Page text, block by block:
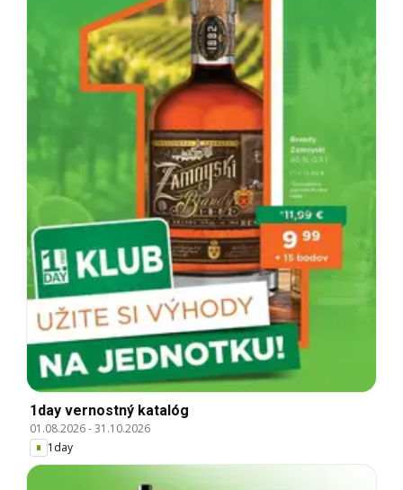
1day vernostný katalóg
01.08.2026-31.10.2026
1day